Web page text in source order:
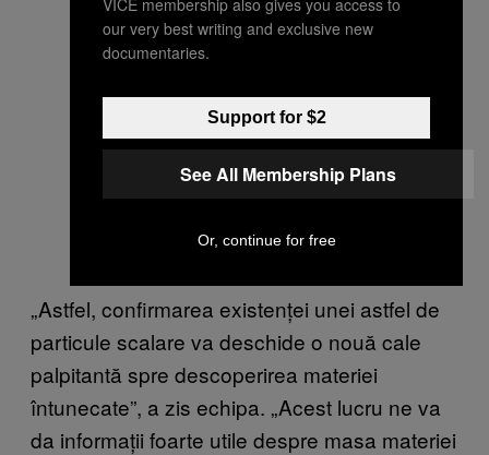
„Astfel, confirmarea existenței unei astfel de
particule scalare va deschide o nouă cale
palpitantă spre descoperirea materiei
întunecate”, a zis echipa. „Acest lucru ne va
da informații foarte utile despre masa materiei
our very best writing and exclusive new
documentaries.
Support for $2
See All Membership Plans
Or, continue for free